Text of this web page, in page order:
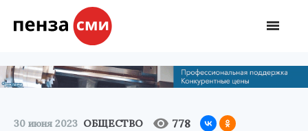
30 июня 2023 ОБЩЕСТВО 778